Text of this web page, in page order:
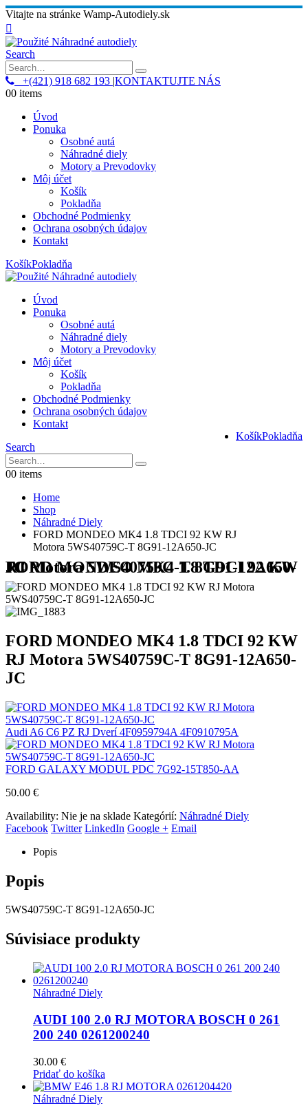
Vitajte na stránke Wamp-Autodiely.sk
Search
+(421) 918 682 193 |KONTAKTUJTE NÁS
00 items
Úvod
Ponuka
Osobné autá
Náhradné diely
Motory a Prevodovky
Môj účet
Košík
Pokladňa
Obchodné Podmienky
Ochrana osobných údajov
Kontakt
KošíkPokladňa
Úvod
Ponuka
Osobné autá
Náhradné diely
Motory a Prevodovky
Môj účet
Košík
Pokladňa
Obchodné Podmienky
Ochrana osobných údajov
Kontakt
KošíkPokladňa
Search
00 items
Home
Shop
Náhradné Diely
FORD MONDEO MK4 1.8 TDCI 92 KW RJ
Motora 5WS40759C-T 8G91-12A650-JC
FORD MONDEO MK4 1.8 TDCI 92 KW RJ Motora 5WS40759C-T 8G91-12A650-JC
FORD MONDEO MK4 1.8 TDCI 92 KW
RJ Motora 5WS40759C-T 8G91-12A650-
JC
Audi A6 C6 PZ RJ Dverí 4F0959794A 4F0910795A
FORD GALAXY MODUL PDC 7G92-15T850-AA
50.00 €
Availability: Nie je na sklade Kategórií: Náhradné Diely
Facebook Twitter LinkedIn Google + Email
Popis
Popis
5WS40759C-T 8G91-12A650-JC
Súvisiace produkty
Náhradné Diely
AUDI 100 2.0 RJ MOTORA BOSCH 0 261
200 240 0261200240
30.00 €
Pridať do košíka
Náhradné Diely